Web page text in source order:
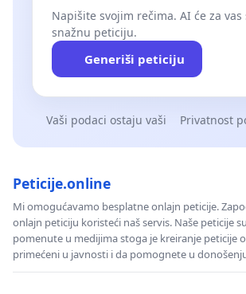
Napišite svojim rečima. AI će za vas
snažnu peticiju.
Generiši peticiju
Vaši podaci ostaju vaši Privatnost
Peticije.online
Mi omogućavamo besplatne onlajn peticije.
onlajn peticiju koristeći naš servis. Naše peticije
pomenute u medijima stoga je kreiranje peticije
primećeni u javnosti i da pomognete u